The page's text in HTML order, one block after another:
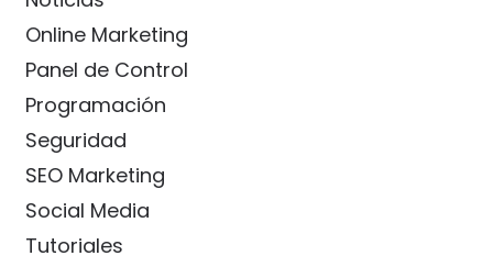
Online Marketing
Panel de Control
Programación
Seguridad
SEO Marketing
Social Media
Tutoriales